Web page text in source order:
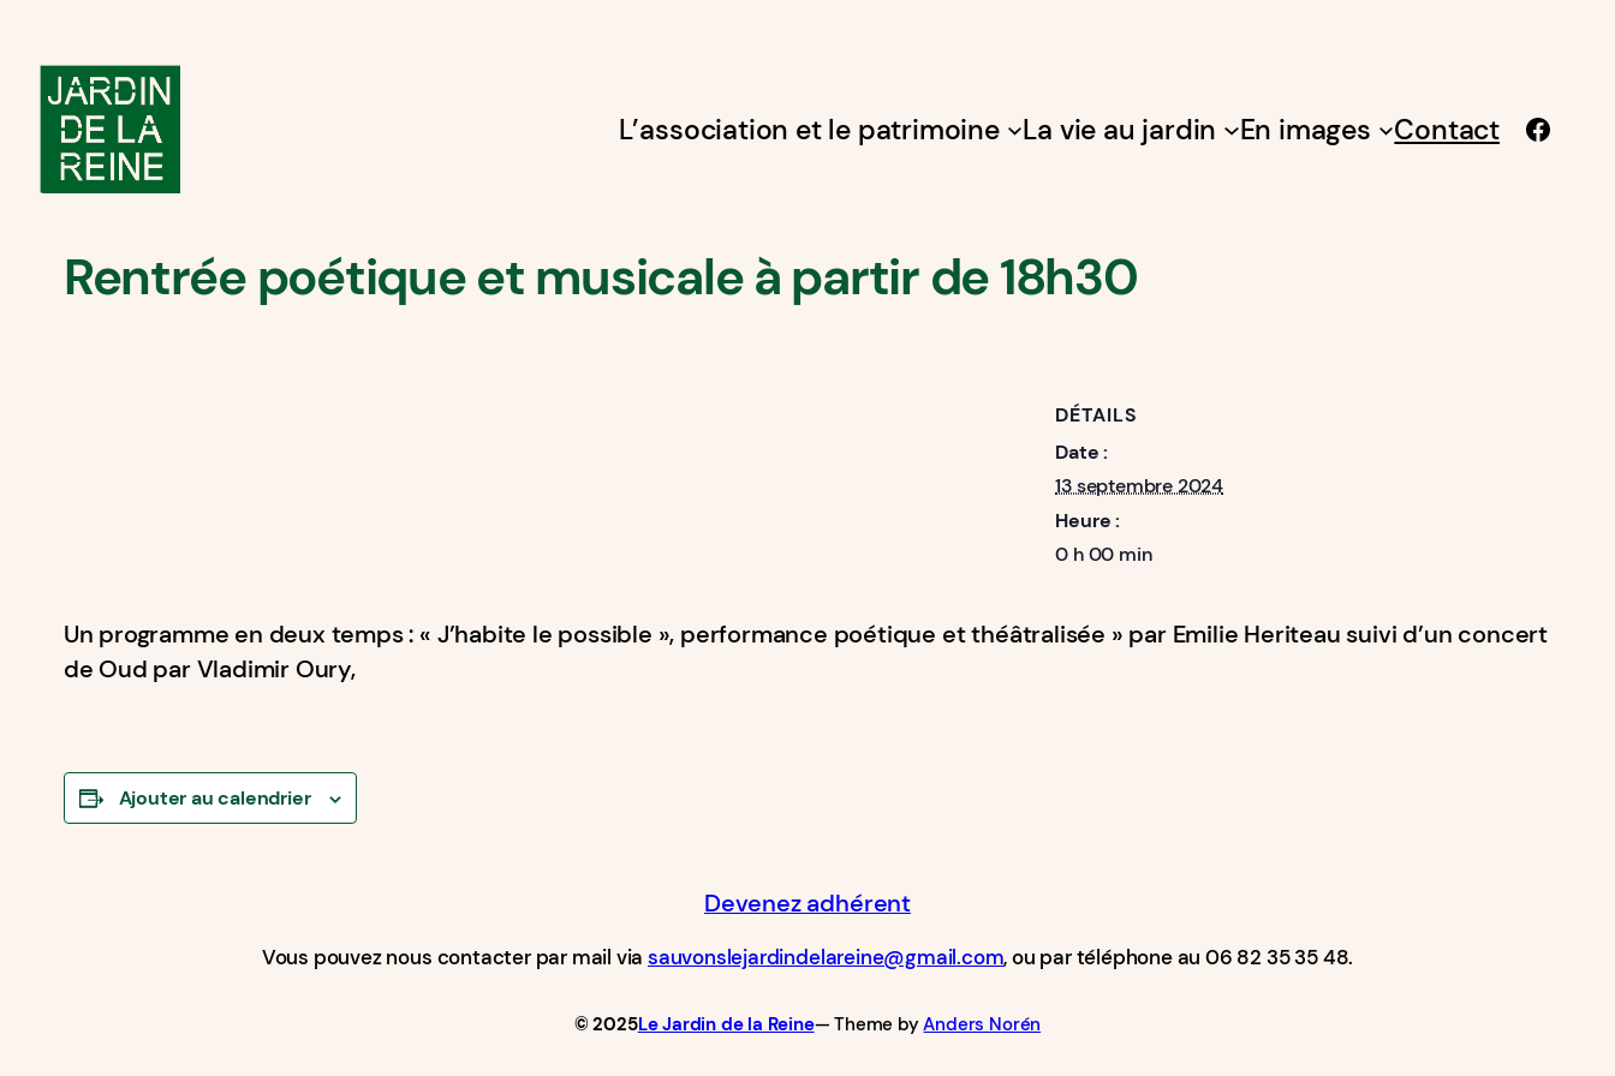
L’association et le patrimoine La vie au jardin En images Contact Facebook
Rentrée poétique et musicale à partir de 18h30
DÉTAILS
Date :
13 septembre 2024
Heure :
0 h 00 min
Un programme en deux temps : « J’habite le possible », performance poétique et théâtralisée » par Emilie Heriteau suivi d’un concert
de Oud par Vladimir Oury,
Ajouter au calendrier
Devenez adhérent
Vous pouvez nous contacter par mail viasauvonslejardindelareine@gmail.com, ou par téléphone au 06 82 35 35 48.
© 2025Le Jardin de la Reine— Theme byAnders Norén